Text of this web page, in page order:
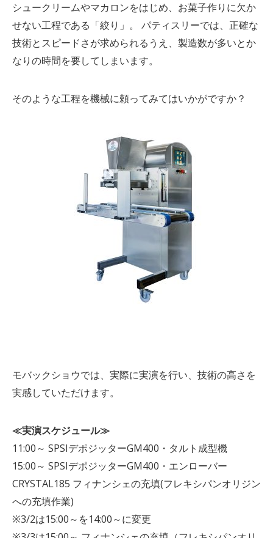
シュークリームやマカロンをはじめ、お菓子作りに欠か
せない工程である「絞り」。 パティスリーでは、正確な
技術とスピードさが求められるうえ、製造数が多いとか
なりの時間を要してしまいます。
そのような工程を機械に頼ってみてはいかがですか？
モバックショウでは、実際に実演を行い、技術の高さを
実感していただけます。
≪実演スケジュール≫
11:00～ SPSIデポジッターGM400・タルト成型機
15:00～ SPSIデポジッターGM400・エンローバー
CRYSTAL185 フィナンシェの充填(フレキシパンオリジン
への充填作業)
※3/2は15:00～を14:00～に変更